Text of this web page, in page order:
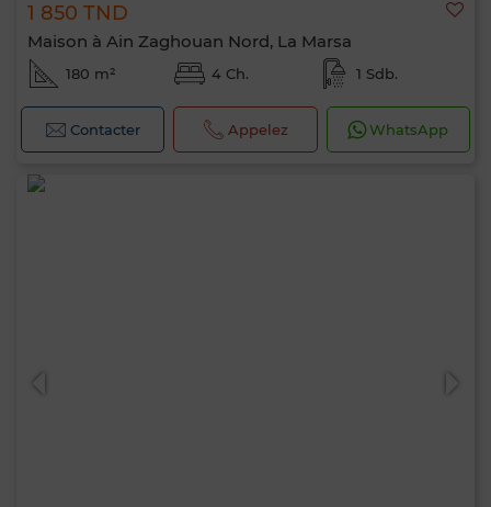
1 850 TND
Maison à Ain Zaghouan Nord, La Marsa
180 m² 4 Ch. 1 Sdb.
Contacter Appelez WhatsApp